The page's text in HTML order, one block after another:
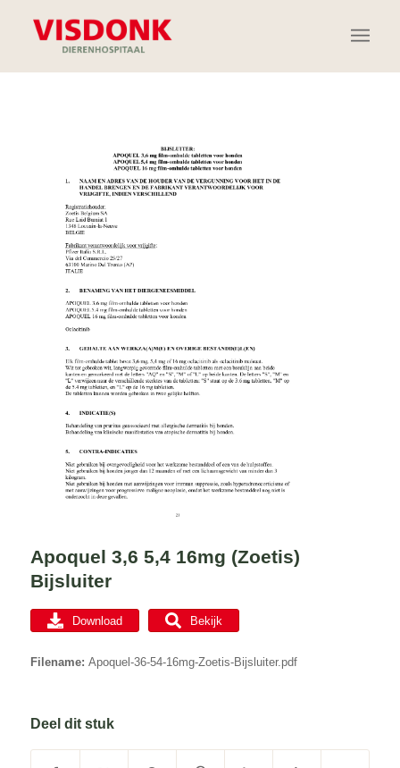
Apoquel 3,6 5,4 16mg (Zoetis)
Bijsluiter
Download Bekijk
Filename: Apoquel-36-54-16mg-Zoetis-Bijsluiter.pdf
Deel dit stuk